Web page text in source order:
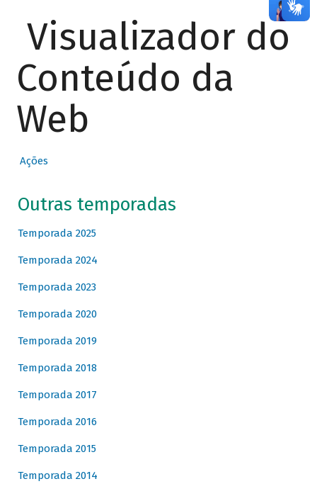
Visualizador do
Conteúdo da
Web
Ações
Outras temporadas
Temporada 2025
Temporada 2024
Temporada 2023
Temporada 2020
Temporada 2019
Temporada 2018
Temporada 2017
Temporada 2016
Temporada 2015
Temporada 2014